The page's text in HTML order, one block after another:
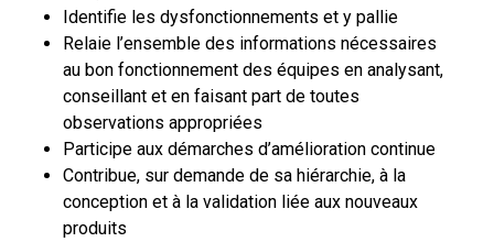
Identifie les dysfonctionnements et y pallie
Relaie l’ensemble des informations nécessaires
au bon fonctionnement des équipes en analysant,
conseillant et en faisant part de toutes
observations appropriées
Participe aux démarches d’amélioration continue
Contribue, sur demande de sa hiérarchie, à la
conception et à la validation liée aux nouveaux
produits